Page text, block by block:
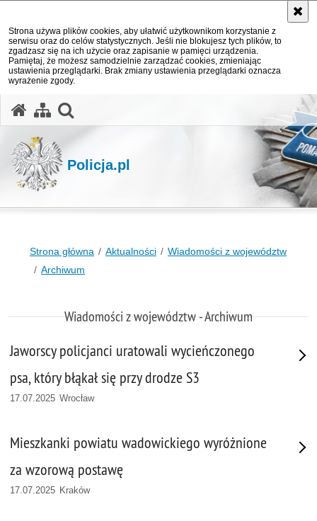
Strona używa plików cookies, aby ułatwić użytkownikom korzystanie z
serwisu oraz do celów statystycznych. Jeśli nie blokujesz tych plików, to
zgadzasz się na ich użycie oraz zapisanie w pamięci urządzenia.
Pamiętaj, że możesz samodzielnie zarządzać cookies, zmieniając
ustawienia przeglądarki. Brak zmiany ustawienia przeglądarki oznacza
wyrażenie zgody.
Policja.pl
Strona główna Aktualności
Wiadomości z województw
Archiwum
Wiadomości z województw - Archiwum
Jaworscy policjanci uratowali wycieńczonego
psa, który błąkał się przy drodze S3
17.07.2025 Wrocław
Mieszkanki powiatu wadowickiego wyróżnione
za wzorową postawę
17.07.2025 Kraków